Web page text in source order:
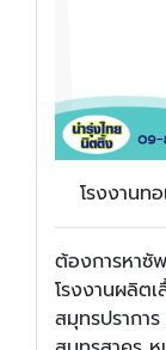
โรงงานท
ต้องการหาซั
โรงงานผลิต
สมุทรปรากา